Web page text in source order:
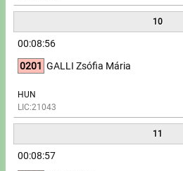
10
00:08:56
0201 GALLI Zsófia Mária
HUN
LIC:21043
11
00:08:57